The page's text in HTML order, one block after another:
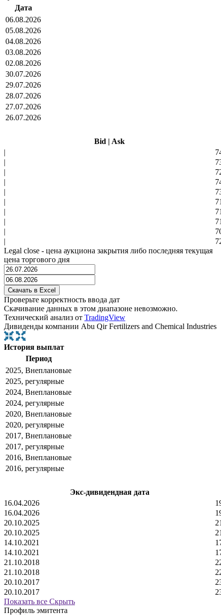
Дата
06.08.2026
05.08.2026
04.08.2026
03.08.2026
02.08.2026
30.07.2026
29.07.2026
28.07.2026
27.07.2026
26.07.2026
Bid | Ask
|
|
|
|
|
|
|
|
|
|
Legal close - цена аукциона закрытия либо последняя текущая
цена торгового дня
Проверьте корректность ввода дат
Скачивание данных в этом диапазоне невозможно.
Технический анализ от TradingView
Дивиденды компании Abu Qir Fertilizers and Chemical Industries
История выплат
Период
2025, Внеплановые
2025, регулярные
2024, Внеплановые
2024, регулярные
2020, Внеплановые
2020, регулярные
2017, Внеплановые
2017, регулярные
2016, Внеплановые
2016, регулярные
Экс-дивидендная дата
16.04.2026
16.04.2026
20.10.2025
20.10.2025
14.10.2021
14.10.2021
21.10.2018
21.10.2018
20.10.2017
20.10.2017
Показать все Скрыть
Профиль эмитента